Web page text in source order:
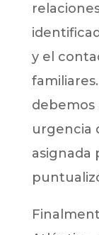
y el
debemos
urgencia
asignada